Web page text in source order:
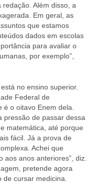
Além disso, a
Em geral, as
que estamos
dados em escolas
para avaliar o
por exemplo”,
no ensino superior.
Federal de
o oitavo Enem dela.
pressão de passar dessa
matemática, até porque
fácil. Já a prova de
Achei que
anos anteriores”, diz.
pretende agora
cursar medicina.